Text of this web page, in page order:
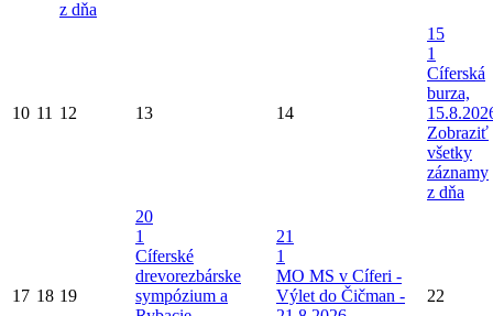
z dňa
10 11 12 13 14
15
1
Cíferská
burza,
Zobraziť
všetky
záznamy
z dňa
17 18 19
20
1
Cíferské
drevorezbárske
sympózium a
21
1
MO MS v Cíferi -
Výlet do Čičman -
22